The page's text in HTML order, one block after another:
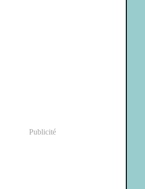
Publicité